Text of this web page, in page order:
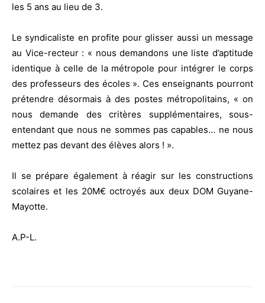
les 5 ans au lieu de 3.
Le syndicaliste en profite pour glisser aussi un message
au Vice-recteur : « nous demandons une liste d’aptitude
identique à celle de la métropole pour intégrer le corps
des professeurs des écoles ». Ces enseignants pourront
prétendre désormais à des postes métropolitains, « on
nous demande des critères supplémentaires, sous-
entendant que nous ne sommes pas capables… ne nous
mettez pas devant des élèves alors ! ».
Il se prépare également à réagir sur les constructions
scolaires et les 20M€ octroyés aux deux DOM Guyane-
Mayotte.
A.P-L.